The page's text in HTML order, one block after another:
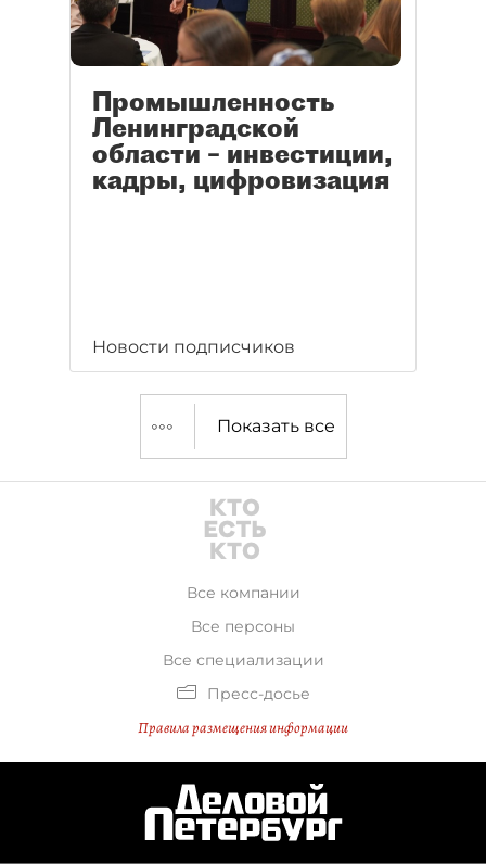
Промышленность
Ленинградской
области – инвестиции,
кадры, цифровизация
Новости подписчиков
Показать все
Все компании
Все персоны
Все специализации
Пресс-досье
Правила размещения информации